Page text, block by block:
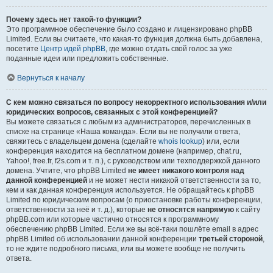
Почему здесь нет такой-то функции?
Это программное обеспечение было создано и лицензировано phpBB
Limited. Если вы считаете, что какая-то функция должна быть добавлена,
посетите Центр идей phpBB, где можно отдать свой голос за уже
поданные идеи или предложить собственные.
Вернуться к началу
С кем можно связаться по вопросу некорректного использования и/или
юридических вопросов, связанных с этой конференцией?
Вы можете связаться с любым из администраторов, перечисленных в
списке на странице «Наша команда». Если вы не получили ответа,
свяжитесь с владельцем домена (сделайте whois lookup) или, если
конференция находится на бесплатном домене (например, chat.ru,
Yahoo!, free.fr, f2s.com и т. п.), с руководством или техподдержкой данного
домена. Учтите, что phpBB Limited не имеет никакого контроля над
данной конференцией и не может нести никакой ответственности за то,
кем и как данная конференция используется. Не обращайтесь к phpBB
Limited по юридическим вопросам (о приостановке работы конференции,
ответственности за неё и т. д.), которые не относятся напрямую к сайту
phpBB.com или которые частично относятся к программному
обеспечению phpBB Limited. Если же вы всё-таки пошлёте email в адрес
phpBB Limited об использовании данной конференции третьей стороной,
то не ждите подробного письма, или вы можете вообще не получить
ответа.